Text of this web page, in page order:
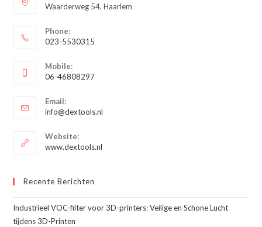
Waarderweg 54, Haarlem
Phone:
023-5530315
in
toepassing
Mobile:
06-46808297
in
toepassing
Email:
info@dextools.nl
Website:
www.dextools.nl
Recente Berichten
Industrieel VOC-filter voor 3D-printers: Veilige en Schone Lucht
tijdens 3D-Printen